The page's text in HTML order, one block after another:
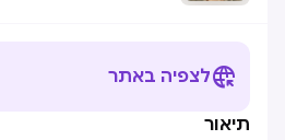
לצפיה באתר
תיאור